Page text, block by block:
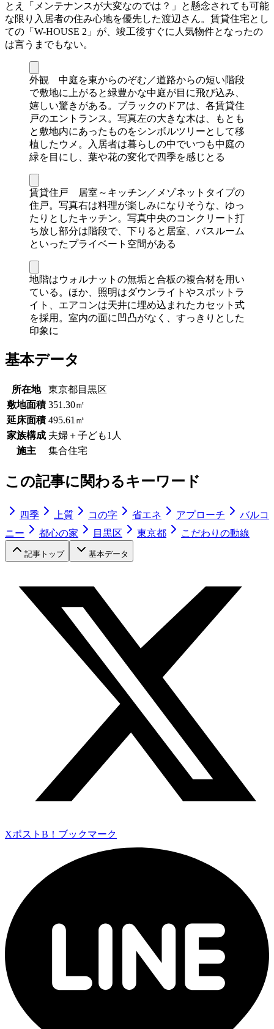
とえ「メンテナンスが大変なのでは？」と懸念されても可能
な限り入居者の住み心地を優先した渡辺さん。賃貸住宅とし
ての「W-HOUSE 2」が、竣工後すぐに人気物件となったの
は言うまでもない。
外観 中庭を東からのぞむ／道路からの短い階段
で敷地に上がると緑豊かな中庭が目に飛び込み、
嬉しい驚きがある。ブラックのドアは、各賃貸住
戸のエントランス。写真左の大きな木は、もとも
と敷地内にあったものをシンボルツリーとして移
植したウメ。入居者は暮らしの中でいつも中庭の
緑を目にし、葉や花の変化で四季を感じとる
賃貸住戸 居室～キッチン／メゾネットタイプの
住戸。写真右は料理が楽しみになりそうな、ゆっ
たりとしたキッチン。写真中央のコンクリート打
ち放し部分は階段で、下りると居室、バスルーム
といったプライベート空間がある
地階はウォルナットの無垢と合板の複合材を用い
ている。ほか、照明はダウンライトやスポットラ
イト、エアコンは天井に埋め込まれたカセット式
を採用。室内の面に凹凸がなく、すっきりとした
印象に
基本データ
所在地
東京都目黒区
敷地面積 351.30㎡
延床面積 495.61㎡
家族構成 夫婦＋子ども1人
施主
集合住宅
この記事に関わるキーワード
四季 上質 コの字 省エネ アプローチ
バルコ
ニー
都心の家 目黒区 東京都 こだわりの動線
記事トップ 基本データ
Xポスト B！ブックマーク